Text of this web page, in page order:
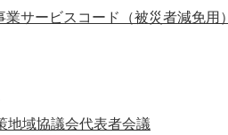
サービスコード（被災者減免用）
域協議会代表者会議